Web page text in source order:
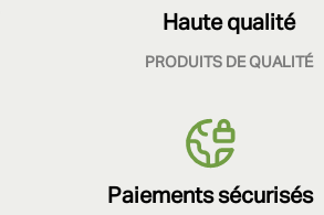
Haute qualité
PRODUITS DE QUALITÉ
Paiements sécurisés